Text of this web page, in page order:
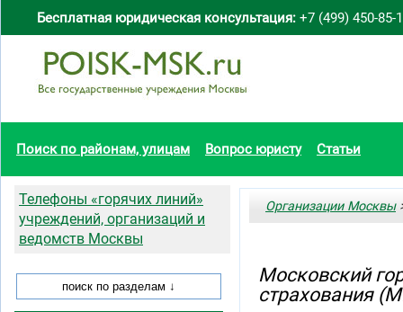
Бесплатная юридическая консультация: +7 (499) 450-85-
Поиск по районам, улицам Вопрос юристу Статьи
Организации Москвы
Московский
страхования
Телефоны «горячих линий»
учреждений, организаций и
ведомств Москвы